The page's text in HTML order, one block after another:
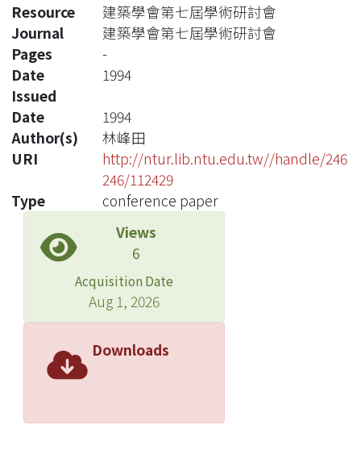
Resource
建築學會第七屆學術研討會
Journal
建築學會第七屆學術研討會
Pages
-
Date
Issued
1994
Date
1994
Author(s)
林峰田
URI
http://ntur.lib.ntu.edu.tw//handle/246
246/112429
Type
conference paper
Views
6
Acquisition Date
Aug 1, 2026
Downloads